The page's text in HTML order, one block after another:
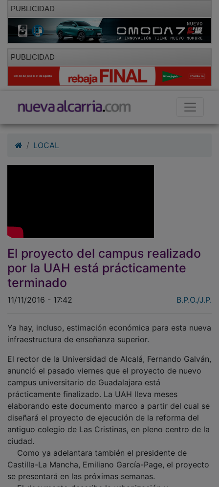
PUBLICIDAD
PUBLICIDAD
El proyecto del campus realizado
por la UAH está prácticamente
terminado
infraestructura de enseñanza superior.
anunció el pasado viernes que el proyecto de nuevo
campus universitario de Guadalajara está
prácticamente finalizado. La UAH lleva meses
elaborando este documento marco a partir del cual se
diseñará el proyecto de ejecución de la reforma del
antiguo colegio de Las Cristinas, en pleno centro de la
ciudad.
Como ya adelantara también el presidente de
Castilla-La Mancha, Emiliano García-Page, el proyecto
se presentará en las próximas semanas.
El documento describe la urbanización y